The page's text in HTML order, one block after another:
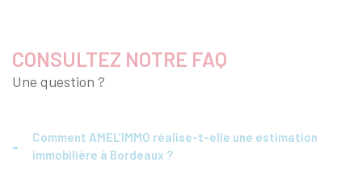
CONSULTEZ NOTRE FAQ
Une question ?
Comment AMEL’IMMO réalise-t-elle une estimation
immobilière à Bordeaux ?